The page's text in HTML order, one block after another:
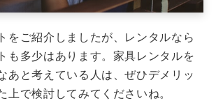
をご紹介しましたが、レンタルなら
も多少はあります。家具レンタルを
あと考えている人は、ぜひデメリッ
上で検討してみてくださいね。